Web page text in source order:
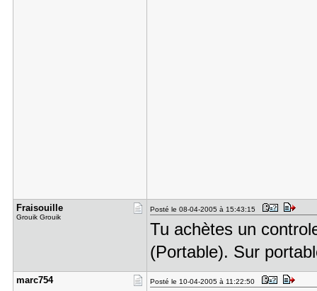
Fraisouill​e
Grouik Grouik
Posté le 08-04-2005 à 15:43:15
Tu achètes un
(Portable). Sur
marc754 Posté le 10-04-2005 à 11:22:50